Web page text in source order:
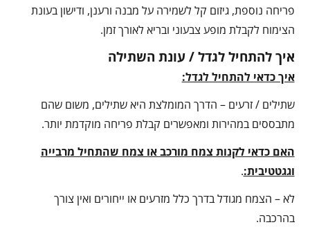
פריחה נוספת, גיזום קל לשמירה על מבנה ורענן, ודישון בעונת
הצימוח לקבלת מופע צבעוני ובריא לאורך זמן.
איך להתחיל לגדל / עונת השתילה
איך כדאי להתחיל לגדל:
שתילים / זרעים – הדרך המומלצת היא שתילים, משום שהם
מתבססים במהירות ומאפשרים קבלת פריחה מוקדמת יותר.
האם כדאי לקנות צמח מורכב או צמח שהתחיל מרבייה
וגגטטיבית:.
לא – הצמח מגודל בדרך כלל מזרעים או ייחורים ואין צורך
בהרכבה.